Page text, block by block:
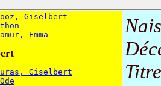
Giselbert
Emma
Giselbert